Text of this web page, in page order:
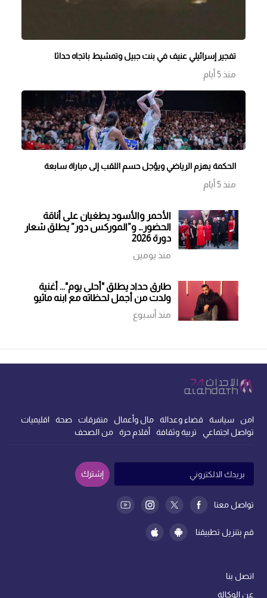
تفجير إسرائيلي عنيف في بنت جبيل وتمشيط باتجاه حداثا
منذ 5 أيام
الحكمة يهزم الرياضي ويؤجل حسم اللقب إلى مباراة سابعة
منذ 5 أيام
الأحمر والأسود يطغيان على أناقة
الحضور… و”الموركس دور” يطلق شعار
دورة 2026
منذ يومين
طارق حداد يطلق "أحلى يوم"... أغنية
ولدت من أجمل لحظاته مع ابنه ماثيو
منذ أسبوع
امن سياسة قضاء وعدالة مال وأعمال متفرقات صحة
اقليميات
تواصل اجتماعي
تربية وثقافة أقلام حرة من الصحف
قم بتنزيل تطبيقنا
تواصل معنا
إشترك
اتصل بنا
عن الوكالة